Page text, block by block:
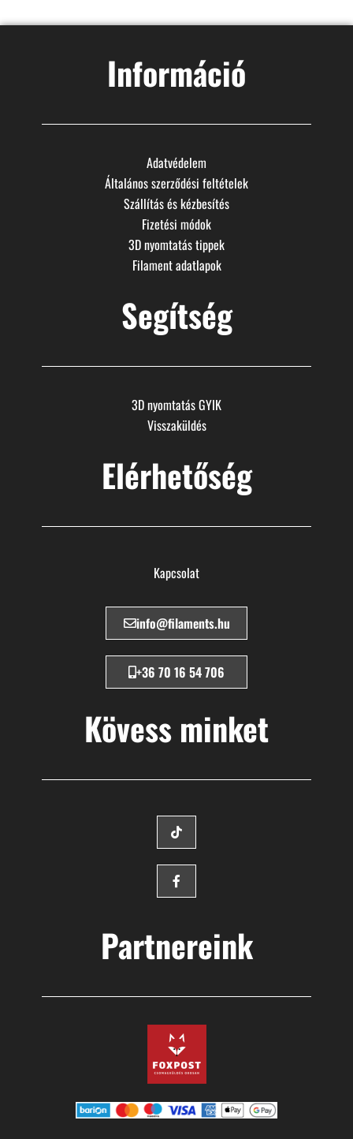
Információ
Adatvédelem
Általános szerződési feltételek
Szállítás és kézbesítés
Fizetési módok
3D nyomtatás tippek
Filament adatlapok
Segítség
3D nyomtatás GYIK
Visszaküldés
Elérhetőség
Kapcsolat
info@filaments.hu
+36 70 16 54 706
Kövess minket
Partnereink